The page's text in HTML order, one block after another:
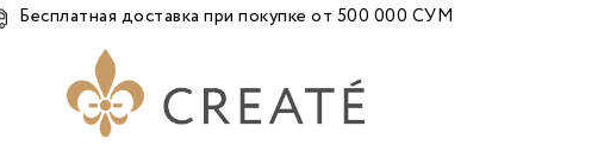
Бесплатная доставка при покупке от 500 000 СУМ